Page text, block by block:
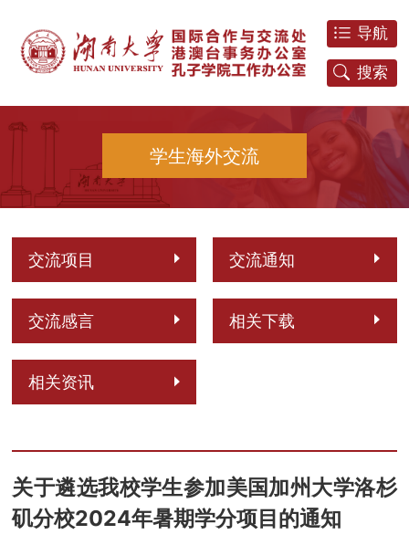
导航
搜索
学生海外交流
交流项目 交流通知
交流感言 相关下载
相关资讯
关于遴选我校学生参加美国加州大学洛杉
矶分校2024年暑期学分项目的通知